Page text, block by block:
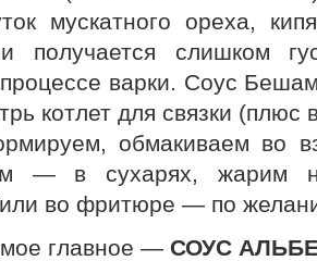
мускатного ореха,
получается слишком
варки. Соус
котлет для связки (плюс
обмакиваем во
— в сухарях, жарим
во фритюре — по
главное — СОУС